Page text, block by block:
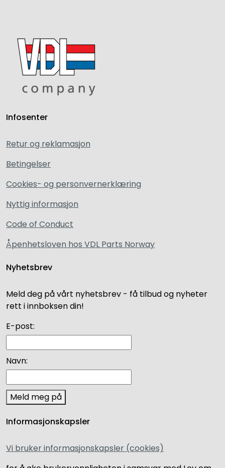
Infosenter
Retur og reklamasjon
Betingelser
Cookies- og personvernerklæring
Nyttig informasjon
Code of Conduct
Åpenhetsloven hos VDL Parts Norway
Nyhetsbrev
Meld deg på vårt nyhetsbrev - få tilbud og nyheter
rett i innboksen din!
E-post:
Navn:
Meld meg på
Informasjonskapsler
Vi bruker informasjonskapsler (cookies)